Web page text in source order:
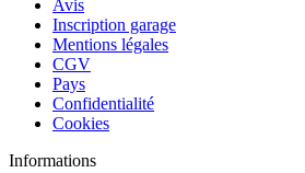
Avis
Inscription garage
Mentions légales
CGV
Pays
Confidentialité
Cookies
Informations